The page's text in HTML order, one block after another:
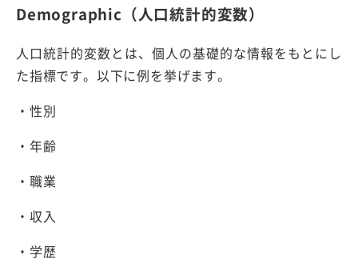
Demographic（人口統計的変数）
人口統計的変数とは、個人の基礎的な情報をもとにし
た指標です。以下に例を挙げます。
・性別
・年齢
・職業
・収入
・学歴